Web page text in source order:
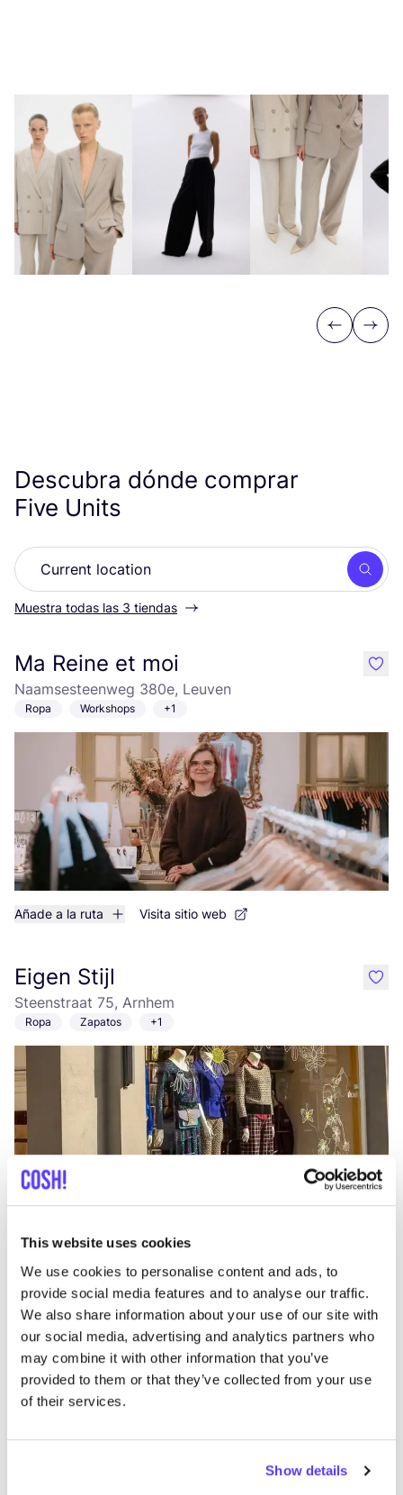
This website uses cookies
We use cookies to personalise content and ads, to
provide social media features and to analyse our traffic.
We also share information about your use of our site with
our social media, advertising and analytics partners who
may combine it with other information that you’ve
provided to them or that they’ve collected from your use
of their services.
Show details
Previous
Next
Descubra dónde comprar
Five Units
Muestra todas las 3 tiendas
Ma Reine et moi
Naamsesteenweg 380e, Leuven
Ropa Workshops +1
Añade a la ruta Visita sitio web
like
Eigen Stijl
Steenstraat 75, Arnhem
Ropa Zapatos +1
like
Eigen Stijl X King Louie
Bakkerstraat 11, Arnhem
2a Mano Ropa +2